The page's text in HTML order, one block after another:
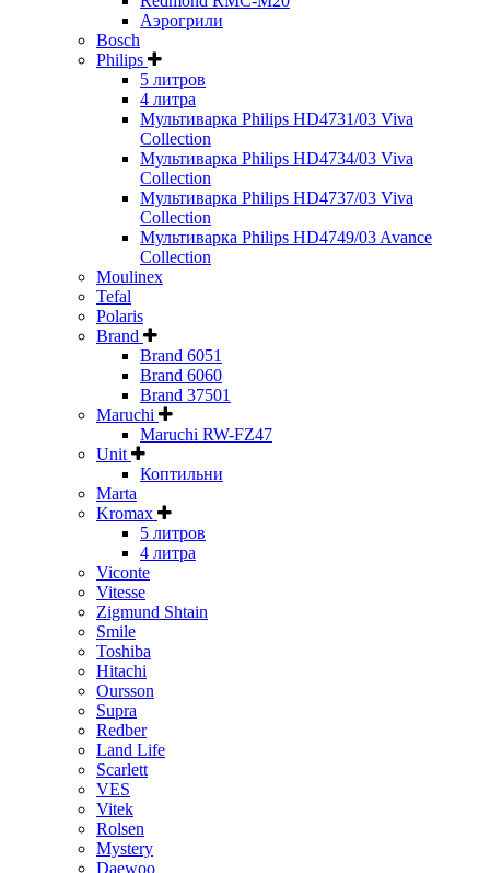
Аэрогрили
Bosch
Philips
5 литров
4 литра
Мультиварка Philips HD4731/03 Viva
Collection
Мультиварка Philips HD4734/03 Viva
Collection
Мультиварка Philips HD4737/03 Viva
Collection
Мультиварка Philips HD4749/03 Avance
Collection
Moulinex
Tefal
Polaris
Brand
Brand 6051
Brand 6060
Brand 37501
Maruchi
Maruchi RW-FZ47
Unit
Коптильни
Marta
Kromax
5 литров
4 литра
Viconte
Vitesse
Zigmund Shtain
Smile
Toshiba
Hitachi
Oursson
Supra
Redber
Land Life
Scarlett
VES
Vitek
Rolsen
Mystery
Daewoo